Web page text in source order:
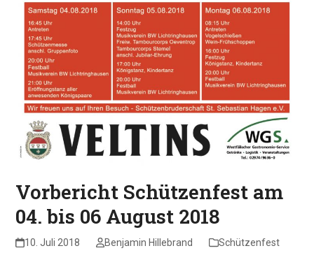
Vorbericht Schützenfest am
04. bis 06 August 2018
10. Juli 2018 Benjamin Hillebrand Schützenfest